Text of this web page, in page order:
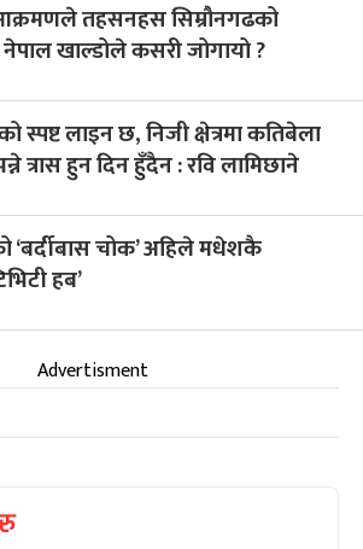
तहसनहस सिम्रौनगढको
खाल्डोले कसरी जोगायो ?
स्पष्ट लाइन छ, निजी क्षेत्रमा कतिबेला
त्रास हुन दिन हुँदैन : रवि लामिछाने
‘बर्दीबास चोक’ अहिले मधेशकै
हब’
Advertisment